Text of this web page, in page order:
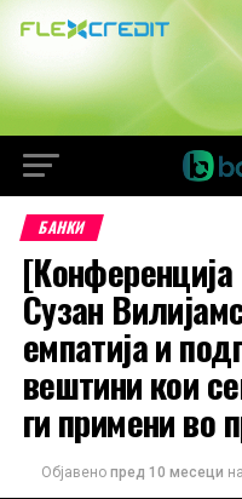
БАНКИ
[Конференција
Сузан
емпатија и
вештини кои
ги примени во
Објавено пред 10 месеци на